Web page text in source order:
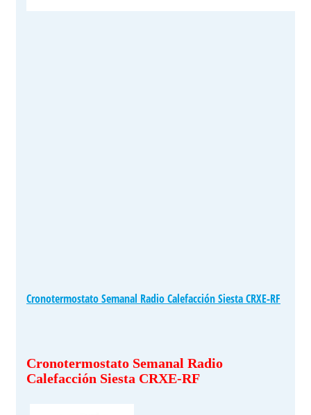
Cronotermostato Semanal Radio Calefacción Siesta CRXE-RF
Cronotermostato Semanal Radio
Calefacción Siesta CRXE-RF